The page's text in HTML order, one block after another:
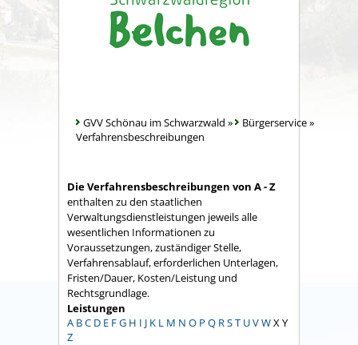
GVV Schönau im Schwarzwald » Bürgerservice»
Verfahrensbeschreibungen
Die Verfahrensbeschreibungen von A - Z
enthalten zu den staatlichen
Verwaltungsdienstleistungen jeweils alle
wesentlichen Informationen zu
Voraussetzungen, zuständiger Stelle,
Verfahrensablauf, erforderlichen Unterlagen,
Fristen/Dauer, Kosten/Leistung und
Rechtsgrundlage.
Leistungen
A BC D E FG H I J K L M N O P Q RST UVWX Y
Z